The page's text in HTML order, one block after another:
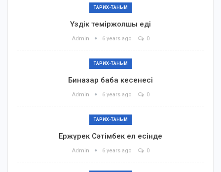
ТАРИХ-ТАНЫМ
Үздік теміржолшы еді
Admin 6 years ago 0
ТАРИХ-ТАНЫМ
Биназар баба кесенесі
Admin 6 years ago 0
ТАРИХ-ТАНЫМ
Ержүрек Сәтімбек ел есінде
Admin 6 years ago 0